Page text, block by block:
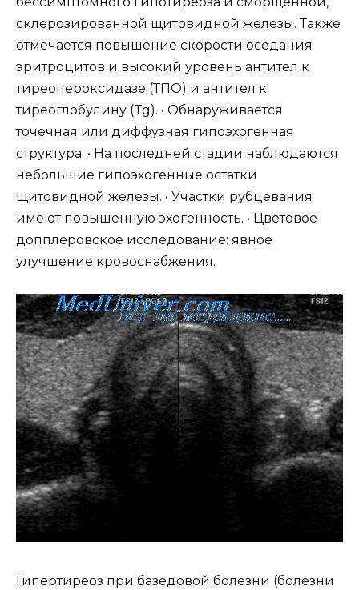
склерозированной щитовидной железы. Также
отмечается повышение скорости оседания
эритроцитов и высокий уровень антител к
тиреопероксидазе (ТПО) и антител к
тиреоглобулину (Tg). • Обнаруживается
точечная или диффузная гипоэхогенная
структура. • На последней стадии наблюдаются
небольшие гипоэхогенные остатки
щитовидной железы. • Участки рубцевания
имеют повышенную эхогенность. • Цветовое
допплеровское исследование: явное
улучшение кровоснабжения.
Гипертиреоз при базедовой болезни (болезни